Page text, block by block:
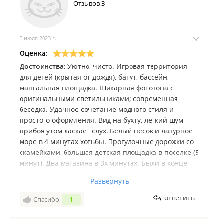
Отзывов3
3 июля 2023 г.
Оценка:
Достоинства: Уютно, чисто. Игровая территория
для детей (крытая от дождя), батут, бассейн,
мангальная площадка. Шикарная фотозона с
оригинальными светильниками; современная
беседка. Удачное сочетание модного стиля и
простого оформления. Вид на бухту, лёгкий шум
прибоя утом ласкает слух. Белый песок и лазурное
море в 4 минутах хотьбы. Прогулочные дорожки со
скамейками, большая детская площадка в поселке (5
минут). Два магазина в 3х минутах. Были в конце
августе, хотелось остаться подольше. Отлично
отдохнули. Эффект "сменить картинку" (мы из ВДК)
превзошёл все ожидания, потому что реально
сменили существование в урбане на Жизнь
Развернуть
Спасибо 1 ответить